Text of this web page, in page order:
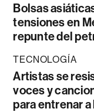
Bolsas
tensiones en
repunte del
TECNOLOGÍA
Artistas se
voces y
para entrenar a